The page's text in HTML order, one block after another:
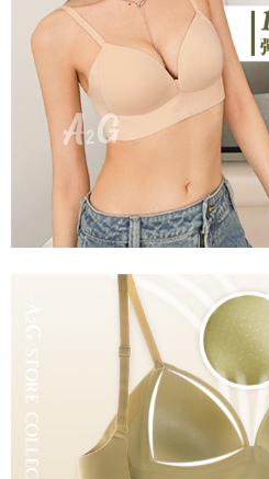
【注意事項】
１．透過由恩沛科技股份有限公司提供
易，需依本服務之必要範圍內提供個人
權轉讓予恩沛科技股份有限公司。
２．關於個人資料處理事宜，請瀏覽以下
https://aftee.tw/terms/#terms3
３．未成年的使用者請事先徵得法定代理
「AFTEE先享後付」，若未經同意申辦
４．使用「AFTEE先享後付」時，將依
時審查核予不同之上限額度；若仍有額
請求用戶進行身份認證。
恩沛科技股份有限公司將有權停止該用戶
宅配
每筆NT$100，滿NT$2,000(含以上)